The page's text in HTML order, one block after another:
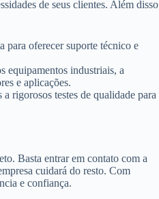
de seus clientes. Além
para oferecer suporte técnico e
equipamentos industriais, a
e aplicações.
rigorosos testes de qualidade para
Basta entrar em contato com a
cuidará do resto. Com
e confiança.